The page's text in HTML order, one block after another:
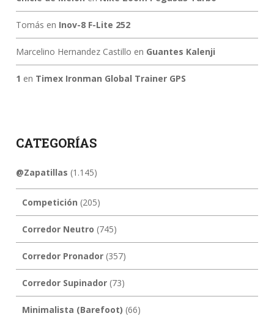
Tomás en Inov-8 F-Lite 252
Marcelino Hernandez Castillo en Guantes Kalenji
1 en Timex Ironman Global Trainer GPS
CATEGORÍAS
@Zapatillas (1.145)
Competición (205)
Corredor Neutro (745)
Corredor Pronador(357)
Corredor Supinador(73)
Minimalista (Barefoot) (66)